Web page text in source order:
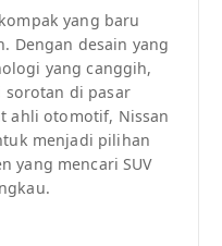
yang baru
Dengan desain yang
yang canggih,
sorotan di pasar
ahli otomotif, Nissan
menjadi pilihan
yang mencari SUV